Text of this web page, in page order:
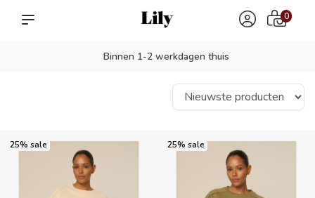
Binnen 1-2 werkdagen thuis
0
25% sale 25% sale